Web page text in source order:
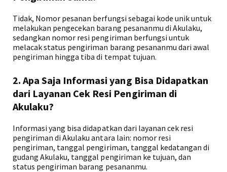
Tidak, Nomor pesanan berfungsi sebagai kode unik untuk
melakukan pengecekan barang pesananmu di Akulaku,
sedangkan nomor resi pengiriman berfungsi untuk
melacak status pengiriman barang pesananmu dari awal
pengiriman hingga tiba di tempat tujuan.
2. Apa Saja Informasi yang Bisa Didapatkan
dari Layanan Cek Resi Pengiriman di
Akulaku?
Informasi yang bisa didapatkan dari layanan cek resi
pengiriman di Akulaku antara lain: nomor resi
pengiriman, tanggal pengiriman, tanggal kedatangan di
gudang Akulaku, tanggal pengiriman ke tujuan, dan
status pengiriman barang pesananmu.